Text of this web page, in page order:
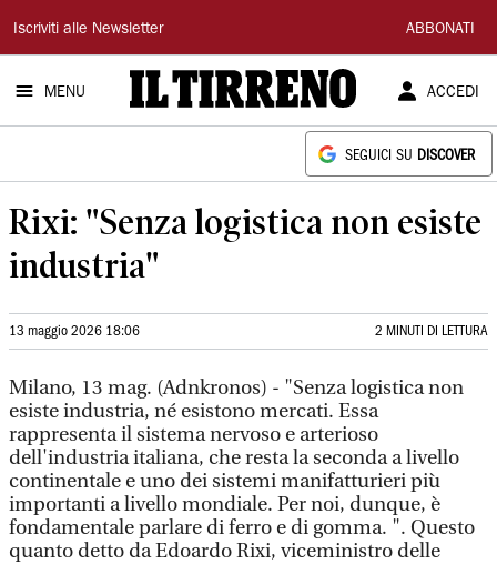
Il
Tirreno
Iscriviti alle Newsletter ABBONATI
MENU ACCEDI
SEGUICI SU DISCOVER
Rixi: "Senza logistica non esiste
industria"
13 maggio 2026 18:06 2 MINUTI DI LETTURA
Milano, 13 mag. (Adnkronos) - "Senza logistica non
esiste industria, né esistono mercati. Essa
rappresenta il sistema nervoso e arterioso
dell'industria italiana, che resta la seconda a livello
continentale e uno dei sistemi manifatturieri più
importanti a livello mondiale. Per noi, dunque, è
fondamentale parlare di ferro e di gomma. ". Questo
quanto detto da Edoardo Rixi, viceministro delle